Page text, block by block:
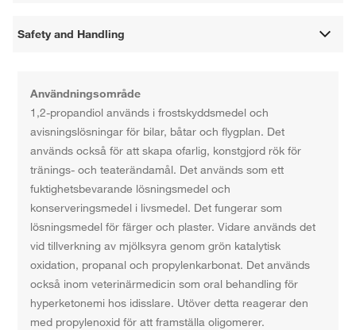
Safety and Handling
Användningsområde
1,2-propandiol används i frostskyddsmedel och
avisningslösningar för bilar, båtar och flygplan. Det
används också för att skapa ofarlig, konstgjord rök för
tränings- och teaterändamål. Det används som ett
fuktighetsbevarande lösningsmedel och
konserveringsmedel i livsmedel. Det fungerar som
lösningsmedel för färger och plaster. Vidare används det
vid tillverkning av mjölksyra genom grön katalytisk
oxidation, propanal och propylenkarbonat. Det används
också inom veterinärmedicin som oral behandling för
hyperketonemi hos idisslare. Utöver detta reagerar den
med propylenoxid för att framställa oligomerer.